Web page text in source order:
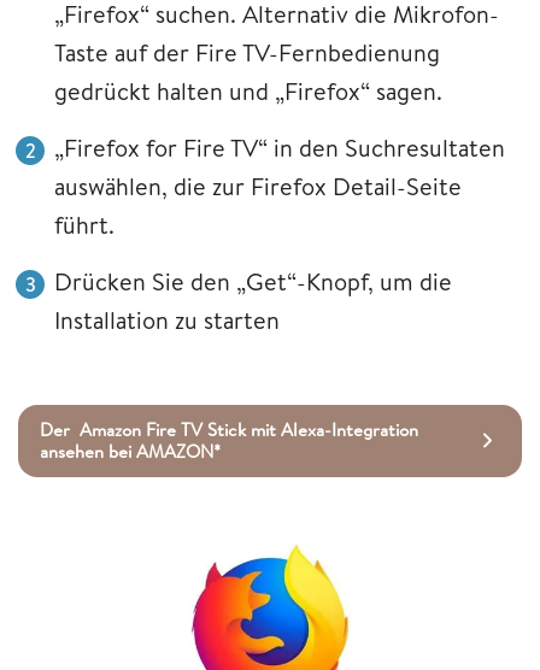
„Firefox“ suchen. Alternativ die Mikrofon-
Taste auf der Fire TV-Fernbedienung
gedrückt halten und „Firefox“ sagen.
„Firefox for Fire TV“ in den Suchresultaten
auswählen, die zur Firefox Detail-Seite
führt.
Drücken Sie den „Get“-Knopf, um die
Installation zu starten
Der Amazon Fire TV Stick mit Alexa-Integration
ansehen bei AMAZON*